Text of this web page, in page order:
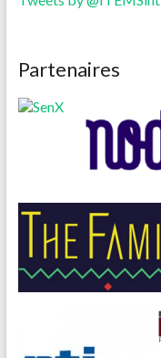
Partenaires